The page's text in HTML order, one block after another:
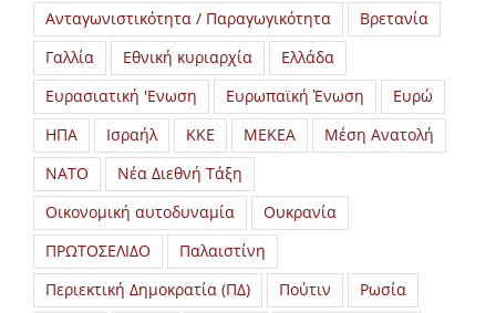
Ανταγωνιστικότητα / Παραγωγικότητα
Βρετανία
Γαλλία
Εθνική κυριαρχία
Ελλάδα
Ευρασιατική 'Ενωση
Ευρωπαϊκή Ένωση
Ευρώ
ΗΠΑ
Ισραήλ ΚΚΕ ΜΕΚΕΑ
Μέση Ανατολή
ΝΑΤΟ
Νέα Διεθνή Τάξη
Οικονομική αυτοδυναμία
Ουκρανία
ΠΡΩΤΟΣΕΛΙΔΟ
Παλαιστίνη
Περιεκτική Δημοκρατία (ΠΔ)
Πούτιν
Ρωσία